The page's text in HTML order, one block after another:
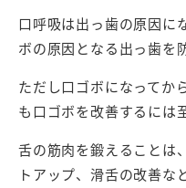
口呼吸は出っ歯の原因に
ボの原因となる出っ歯を
ただし口ゴボになってか
も口ゴボを改善するには
舌の筋肉を鍛えることは
トアップ、滑舌の改善な